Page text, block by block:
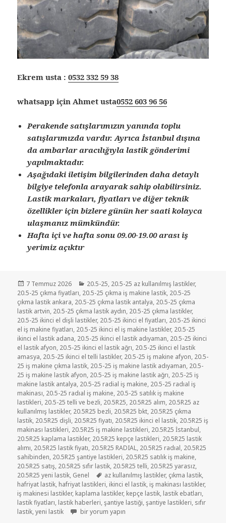
Ekrem usta :0532 332 59 38
whatsapp için Ahmet usta0552 603 96 56
Perakende satışlarımızın yanında toplu
satışlarımızda vardır. Ayrıca İstanbul dışına
da ambarlar aracılığıyla lastik gönderimi
yapılmaktadır.
Aşağıdaki iletişim bilgilerinden daha detaylı
bilgiye telefonla arayarak sahip olabilirsiniz.
Lastik markaları, fiyatları ve diğer teknik
özellikler için bizlere günün her saati kolayca
ulaşmanız mümkündür.
Hafta içi ve hafta sonu 09.00-19.00 arası iş
yerimiz açıktır
Yayın
tarihi
7 Temmuz 2026 Kategoriler
20.5-25, 20.5-25 az kullanılmış lastikler,
20.5-25 çıkma fiyatları, 20.5-25 çıkma iş makine lastik, 20.5-25
çıkma lastik ankara, 20.5-25 çıkma lastik antalya, 20.5-25 çıkma
lastik artvin, 20.5-25 çıkma lastik aydın, 20.5-25 çıkma lastikler,
20.5-25 ikinci el dişli lastikler, 20.5-25 ikinci el fiyatları, 20.5-25 ikinci
el iş makine fiyatları, 20.5-25 ikinci el iş makine lastikler, 20.5-25
ikinci el lastik adana, 20.5-25 ikinci el lastik adıyaman, 20.5-25 ikinci
el lastik afyon, 20.5-25 ikinci el lastik ağrı, 20.5-25 ikinci el lastik
amasya, 20.5-25 ikinci el telli lastikler, 20.5-25 iş makine afyon, 20.5-
25 iş makine çıkma lastik, 20.5-25 iş makine lastik adıyaman, 20.5-
25 iş makine lastik afyon, 20.5-25 iş makine lastik ağrı, 20.5-25 iş
makine lastik antalya, 20.5-25 radial iş makine, 20.5-25 radıal iş
makinası, 20.5-25 radıal iş makine, 20.5-25 satılık iş makine
lastikleri, 20.5-25 telli ve bezli, 20.5R25, 20.5R25 alım, 20.5R25 az
kullanılmış lastikler, 20.5R25 bezli, 20.5R25 bkt, 20.5R25 çıkma
lastik, 20.5R25 dişli, 20.5R25 fiyatı, 20.5R25 ikinci el lastik, 20.5R25 iş
makinası lastikleri, 20.5R25 iş makine lastikleri, 20.5R25 İstanbul,
20.5R25 kaplama lastikler, 20.5R25 kepçe lastikleri, 20.5R25 lastik
alımı, 20.5R25 lastik fiyatı, 20.5R25 RADIAL, 20.5R25 radıal, 20.5R25
sahibinden, 20.5R25 şantiye lastikleri, 20.5R25 satılık iş makine,
20.5R25 satış, 20.5R25 sıfır lastik, 20.5R25 telli, 20.5R25 yarasız,
20.5R25 yeni lastik, Genel Etiketler
az kullanılmış lastikler, çıkma lastik,
hafriyat lastik, hafriyat lastikleri, ikinci el lastik, iş makinası lastikler,
iş makinesi lastikler, kaplama lastikler, kepçe lastik, lastik ebatları,
lastik fiyatları, lastik haberleri,şantiye lastiği,şantiye lastikleri, sıfır
lastik,yeni lastik 20R5-25 ÇIKMA İŞ MAKİNASI KEPÇE LASTİKLER için
bir yorum yapın